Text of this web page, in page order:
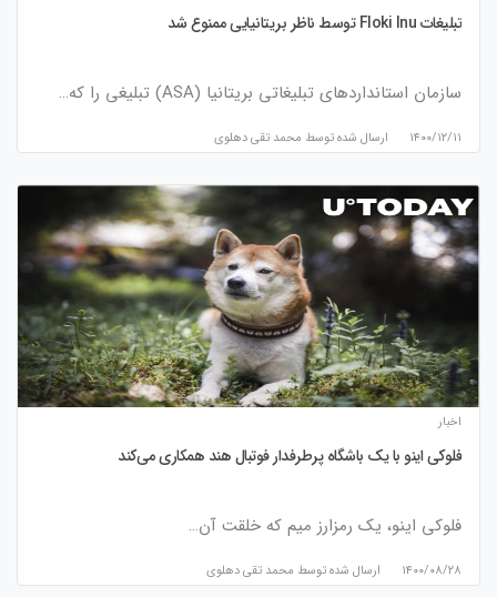
تبلیغات Floki Inu توسط ناظر بریتانیایی ممنوع شد
سازمان استانداردهای تبلیغاتی بریتانیا (ASA) تبلیغی را که…
۱۴۰۰/۱۲/۱۱ ارسال شده توسط محمد تقی دهلوی
اخبار
فلوکی اینو با یک باشگاه پرطرفدار فوتبال هند همکاری می‌کند
فلوکی اینو، یک رمزارز میم که خلقت آن…
۱۴۰۰/۰۸/۲۸ ارسال شده توسط محمد تقی دهلوی